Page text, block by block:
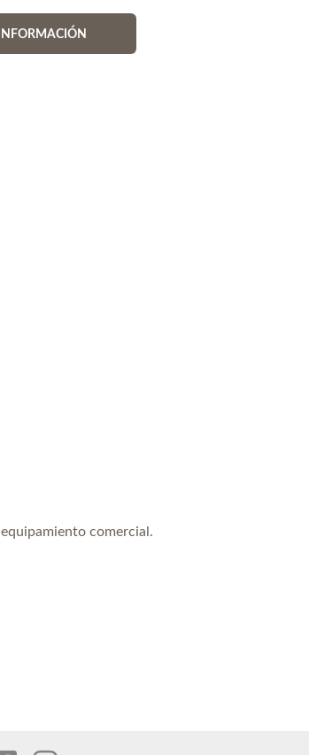
comercial.